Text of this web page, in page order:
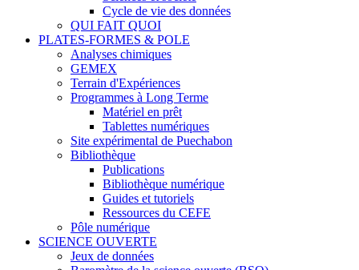
Cycle de vie des données
QUI FAIT QUOI
PLATES-FORMES & POLE
Analyses chimiques
GEMEX
Terrain d'Expériences
Programmes à Long Terme
Matériel en prêt
Tablettes numériques
Site expérimental de Puechabon
Bibliothèque
Publications
Bibliothèque numérique
Guides et tutoriels
Ressources du CEFE
Pôle numérique
SCIENCE OUVERTE
Jeux de données